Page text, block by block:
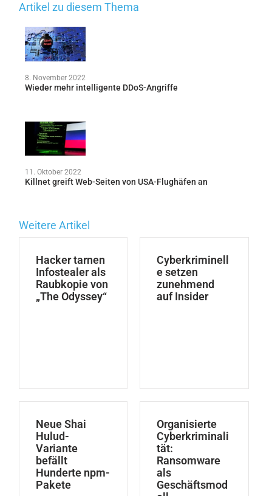
Artikel zu diesem Thema
8. November 2022
Wieder mehr intelligente DDoS-Angriffe
11. Oktober 2022
Killnet greift Web-Seiten von USA-Flughäfen an
Weitere Artikel
Hacker tarnen
Infostealer als
Raubkopie von
„The Odyssey“
Cyberkriminell
e setzen
zunehmend
auf Insider
Neue Shai
Hulud-
Variante
befällt
Hunderte npm-
Pakete
Organisierte
Cyberkriminali
tät:
Ransomware
als
Geschäftsmod